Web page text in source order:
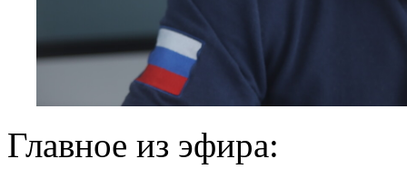
Главное из эфира: